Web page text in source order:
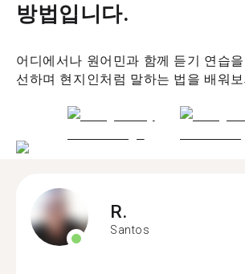
방법입니다.
어디에서나 원어민과 함께 듣기 연습
선하며 현지인처럼 말하는 법을 배워보
R.
Santos